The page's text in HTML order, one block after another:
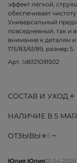
эффект лёгкой,
обеспечивает
Универсальный
повседневный, так и
внимание к деталям
175/83/61/89, размер S.
Арт. Id6121091502
СОСТАВ И УХОД
НАЛИЧИЕ В 5
ОТЗЫВЫ 5
Юлия Юлия01.04.2026